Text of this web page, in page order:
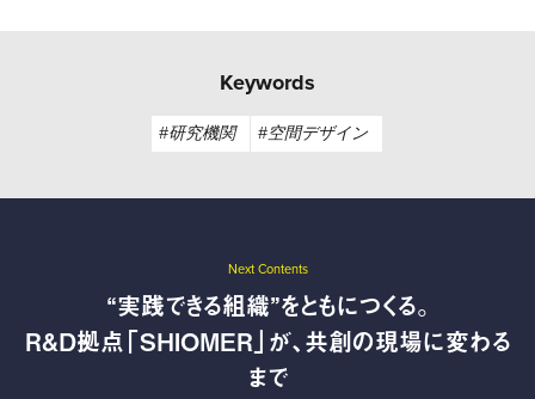
Keywords
#研究機関 #空間デザイン
Next Contents
“実践できる組織”をともにつくる。
R&D拠点「SHIOMER」が、共創の現場に変わる
まで